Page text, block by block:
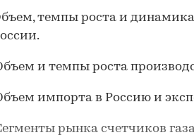
темпы роста и
и темпы роста
импорта в Россию и
рынка счетчиков